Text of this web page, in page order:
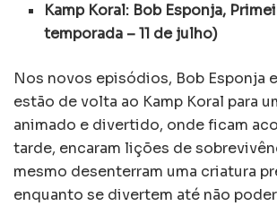
Kamp Koral: Bob Esponja,
temporada – 11 de julho)
Nos novos episódios, Bob Esponja
estão de volta ao Kamp Koral para
animado e divertido, onde ficam
tarde, encaram lições de
mesmo desenterram uma criatura
enquanto se divertem até não